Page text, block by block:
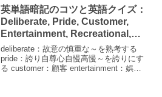
る、～を描く pic...
英単語暗記のコツと英語クイズ：
Deliberate, Pride, Customer,
Entertainment, Recreational,
Regret
deliberate：故意の慎重な～を熟考する
pride：誇り自尊心自慢高慢～を誇りにす
る customer：顧客 entertainment：娯楽